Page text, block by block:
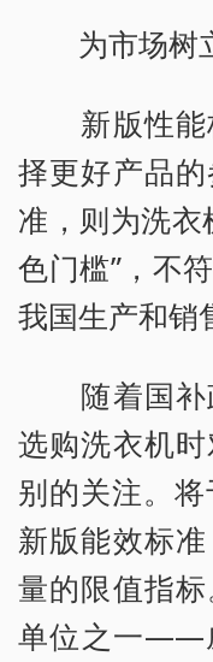
为市场树
新版性能
择更好产品
准，则为洗衣
色门槛”，不
我国生产和销
随着国补
选购洗衣机
别的关注。
新版能效标
量的限值指
单位之一——